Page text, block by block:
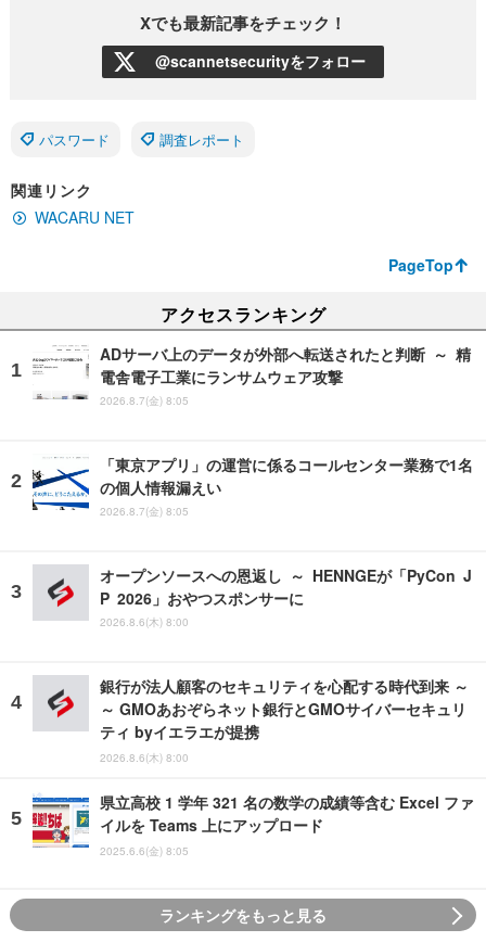
Xでも最新記事をチェック！
@scannetsecurityをフォロー
パスワード 調査レポート
関連リンク
WACARU NET
PageTop
アクセスランキング
ADサーバ上のデータが外部へ転送されたと判断 ～ 精
電舎電子工業にランサムウェア攻撃
2026.8.7(金) 8:05
「東京アプリ」の運営に係るコールセンター業務で1名
の個人情報漏えい
2026.8.7(金) 8:05
オープンソースへの恩返し ～ HENNGEが「PyCon J
P 2026」おやつスポンサーに
2026.8.6(木) 8:00
銀行が法人顧客のセキュリティを心配する時代到来 ～
～ GMOあおぞらネット銀行とGMOサイバーセキュリ
ティ byイエラエが提携
2026.8.6(木) 8:00
県立高校 1 学年 321 名の数学の成績等含む Excel ファ
イルを Teams 上にアップロード
2025.6.6(金) 8:05
ランキングをもっと見る